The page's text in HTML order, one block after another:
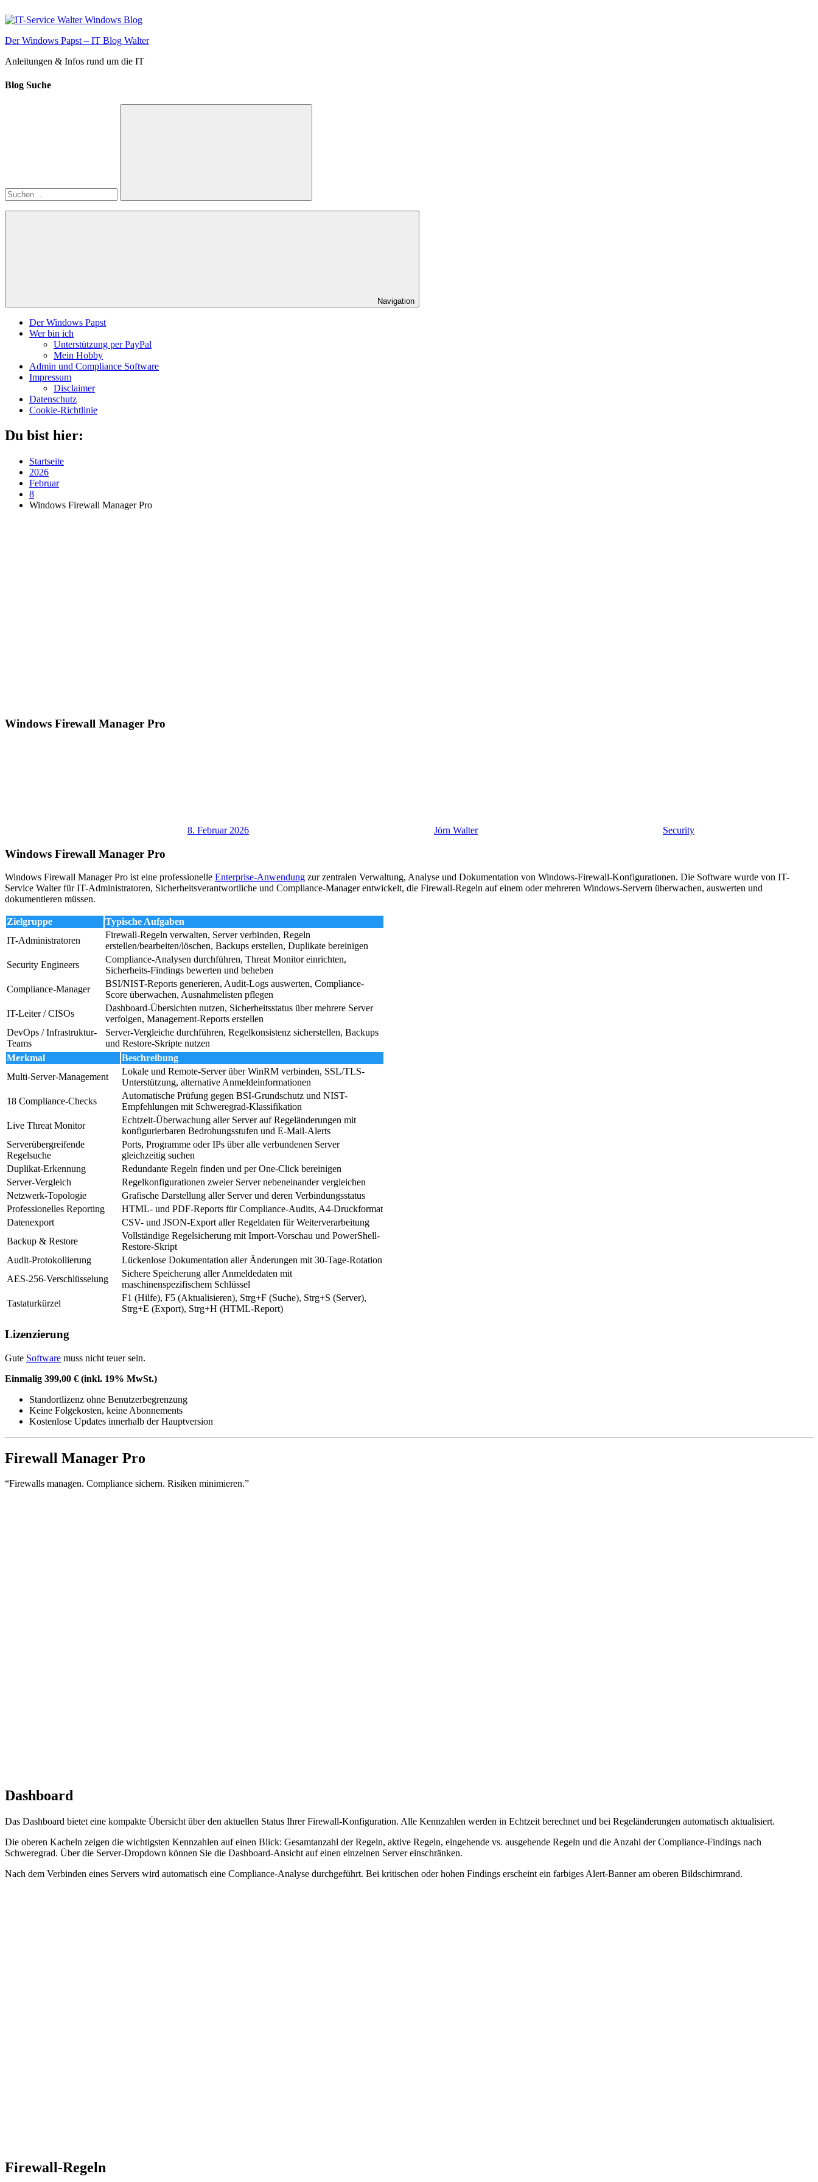
Inhalt
Der Windows Papst – IT Blog Walter
Anleitungen & Infos rund um die IT
Blog Suche
Suchen
Navigation
Der Windows Papst
Wer bin ich
Unterstützung per PayPal
Mein Hobby
Admin und Compliance Software
Impressum
Disclaimer
Datenschutz
Cookie-Richtlinie
Du bist hier:
Startseite
2026
Februar
8
Windows Firewall Manager Pro
Windows Firewall Manager Pro
8. Februar 2026 Jörn Walter Security
Windows Firewall Manager Pro
Windows Firewall Manager Pro ist eine professionelle Enterprise-Anwendung zur zentralen Verwaltung, Analyse und Dokumentation von Windows-Firewall-Konfigurationen. Die Software wurde von IT-
Service Walter für IT-Administratoren, Sicherheitsverantwortliche und Compliance-Manager entwickelt, die Firewall-Regeln auf einem oder mehreren Windows-Servern überwachen, auswerten und
dokumentieren müssen.
Zielgruppe
Typische Aufgaben
IT-Administratoren
Firewall-Regeln verwalten, Server verbinden, Regeln
erstellen/bearbeiten/löschen, Backups erstellen, Duplikate bereinigen
Security Engineers
Compliance-Analysen durchführen, Threat Monitor einrichten,
Sicherheits-Findings bewerten und beheben
Compliance-Manager
BSI/NIST-Reports generieren, Audit-Logs auswerten, Compliance-
Score überwachen, Ausnahmelisten pflegen
IT-Leiter / CISOs
Dashboard-Übersichten nutzen, Sicherheitsstatus über mehrere Server
verfolgen, Management-Reports erstellen
DevOps / Infrastruktur-
Teams
Server-Vergleiche durchführen, Regelkonsistenz sicherstellen, Backups
und Restore-Skripte nutzen
Merkmal
Beschreibung
Multi-Server-Management
Lokale und Remote-Server über WinRM verbinden, SSL/TLS-
Unterstützung, alternative Anmeldeinformationen
18 Compliance-Checks
Automatische Prüfung gegen BSI-Grundschutz und NIST-
Empfehlungen mit Schweregrad-Klassifikation
Live Threat Monitor
Echtzeit-Überwachung aller Server auf Regeländerungen mit
konfigurierbaren Bedrohungsstufen und E-Mail-Alerts
Serverübergreifende
Regelsuche
Ports, Programme oder IPs über alle verbundenen Server
gleichzeitig suchen
Duplikat-Erkennung
Redundante Regeln finden und per One-Click bereinigen
Server-Vergleich
Regelkonfigurationen zweier Server nebeneinander vergleichen
Netzwerk-Topologie
Grafische Darstellung aller Server und deren Verbindungsstatus
Professionelles Reporting
HTML- und PDF-Reports für Compliance-Audits, A4-Druckformat
Datenexport
CSV- und JSON-Export aller Regeldaten für Weiterverarbeitung
Backup & Restore
Vollständige Regelsicherung mit Import-Vorschau und PowerShell-
Restore-Skript
Audit-Protokollierung
Lückenlose Dokumentation aller Änderungen mit 30-Tage-Rotation
AES-256-Verschlüsselung
Sichere Speicherung aller Anmeldedaten mit
maschinenspezifischem Schlüssel
Tastaturkürzel
F1 (Hilfe), F5 (Aktualisieren), Strg+F (Suche), Strg+S (Server),
Strg+E (Export), Strg+H (HTML-Report)
Lizenzierung
Gute Software muss nicht teuer sein.
Einmalig 399,00 € (inkl. 19% MwSt.)
Standortlizenz ohne Benutzerbegrenzung
Keine Folgekosten, keine Abonnements
Kostenlose Updates innerhalb der Hauptversion
Firewall Manager Pro
“Firewalls managen. Compliance sichern. Risiken minimieren.”
Dashboard
Das Dashboard bietet eine kompakte Übersicht über den aktuellen Status Ihrer Firewall-Konfiguration. Alle Kennzahlen werden in Echtzeit berechnet und bei Regeländerungen automatisch aktualisiert.
Die oberen Kacheln zeigen die wichtigsten Kennzahlen auf einen Blick: Gesamtanzahl der Regeln, aktive Regeln, eingehende vs. ausgehende Regeln und die Anzahl der Compliance-Findings nach
Schweregrad. Über die Server-Dropdown können Sie die Dashboard-Ansicht auf einen einzelnen Server einschränken.
Nach dem Verbinden eines Servers wird automatisch eine Compliance-Analyse durchgeführt. Bei kritischen oder hohen Findings erscheint ein farbiges Alert-Banner am oberen Bildschirmrand.
Firewall-Regeln